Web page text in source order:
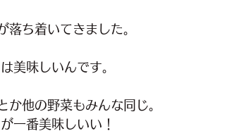
落ち着いてきました。
美味しいんです。
か他の野菜もみんな同じ。
一番美味しいい！